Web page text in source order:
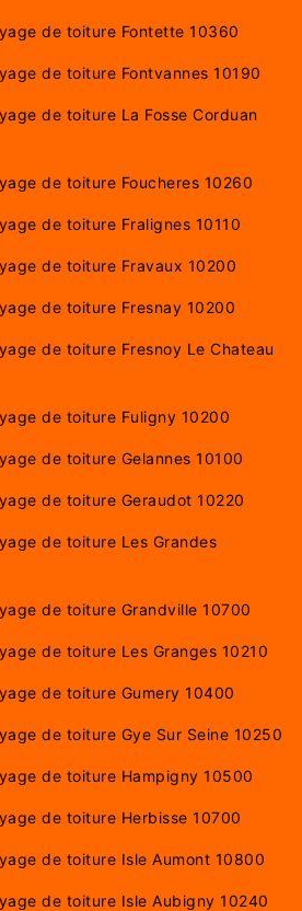
de toiture Fontette 10360
de toiture Fontvannes 10190
de toiture La Fosse Corduan
de toiture Foucheres 10260
de toiture Fralignes 10110
de toiture Fravaux 10200
de toiture Fresnay 10200
de toiture Fresnoy Le Chateau
de toiture Fuligny 10200
de toiture Gelannes 10100
de toiture Geraudot 10220
de toiture Les Grandes
de toiture Grandville 10700
de toiture Les Granges 10210
de toiture Gumery 10400
de toiture Gye Sur Seine 10250
de toiture Hampigny 10500
de toiture Herbisse 10700
de toiture Isle Aumont 10800
de toiture Isle Aubigny 10240